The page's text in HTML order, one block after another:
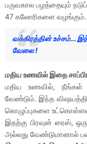
பருவகால பழத்தையும்
47 கலோரிகளை வழங்கும்.
வக்கிரத்தின் உச்சம்...
வேலை !
மதிய உணவில் இதை
மதிய உணவில், நீங்கள்
வேண்டும். இந்த
கொழுப்புகளை
இதற்கு பிரவுன் ரைஸ்,
அல்லது வேண்டுமானால்